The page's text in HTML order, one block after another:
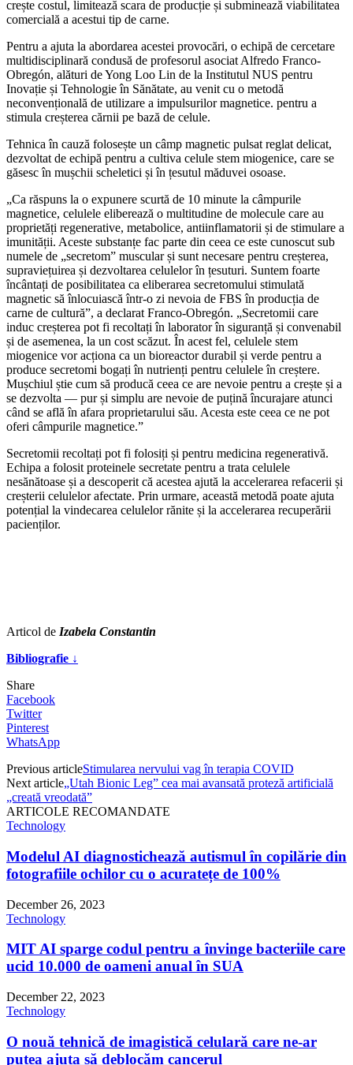
crește costul, limitează scara de producție și subminează viabilitatea
comercială a acestui tip de carne.
Pentru a ajuta la abordarea acestei provocări, o echipă de cercetare
multidisciplinară condusă de profesorul asociat Alfredo Franco-
Obregón, alături de Yong Loo Lin de la Institutul NUS pentru
Inovație și Tehnologie în Sănătate, au venit cu o metodă
neconvențională de utilizare a impulsurilor magnetice. pentru a
stimula creșterea cărnii pe bază de celule.
Tehnica în cauză folosește un câmp magnetic pulsat reglat delicat,
dezvoltat de echipă pentru a cultiva celule stem miogenice, care se
găsesc în mușchii scheletici și în țesutul măduvei osoase.
„Ca răspuns la o expunere scurtă de 10 minute la câmpurile
magnetice, celulele eliberează o multitudine de molecule care au
proprietăți regenerative, metabolice, antiinflamatorii și de stimulare a
imunității. Aceste substanțe fac parte din ceea ce este cunoscut sub
numele de „secretom” muscular și sunt necesare pentru creșterea,
supraviețuirea și dezvoltarea celulelor în țesuturi. Suntem foarte
încântați de posibilitatea ca eliberarea secretomului stimulată
magnetic să înlocuiască într-o zi nevoia de FBS în producția de
carne de cultură”, a declarat Franco-Obregón. „Secretomii care
induc creșterea pot fi recoltați în laborator în siguranță și convenabil
și de asemenea, la un cost scăzut. În acest fel, celulele stem
miogenice vor acționa ca un bioreactor durabil și verde pentru a
produce secretomi bogați în nutrienți pentru celulele în creștere.
Mușchiul știe cum să producă ceea ce are nevoie pentru a crește și a
se dezvolta — pur și simplu are nevoie de puțină încurajare atunci
când se află în afara proprietarului său. Acesta este ceea ce ne pot
oferi câmpurile magnetice.”
Secretomii recoltați pot fi folosiți și pentru medicina regenerativă.
Echipa a folosit proteinele secretate pentru a trata celulele
nesănătoase și a descoperit că acestea ajută la accelerarea refacerii și
creșterii celulelor afectate. Prin urmare, această metodă poate ajuta
potențial la vindecarea celulelor rănite și la accelerarea recuperării
pacienților.
Articol de Izabela Constantin
Bibliografie ↓
Share
Facebook
Twitter
Pinterest
WhatsApp
Previous articleStimularea nervului vag în terapia COVID
Next article„Utah Bionic Leg” cea mai avansată proteză artificială
„creată vreodată”
ARTICOLE RECOMANDATE
Technology
Modelul AI diagnostichează autismul în copilărie din
fotografiile ochilor cu o acuratețe de 100%
December 26, 2023
Technology
MIT AI sparge codul pentru a învinge bacteriile care
ucid 10.000 de oameni anual în SUA
December 22, 2023
Technology
O nouă tehnică de imagistică celulară care ne-ar
putea ajuta să deblocăm cancerul